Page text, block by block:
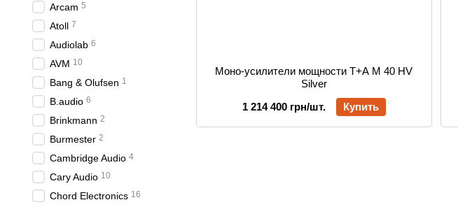
Моно-усилители мощности T+A M 40 HV
Silver
1 214 400 грн/шт.
Купить
Arcam 5
Atoll 7
Audiolab 6
AVM 10
Bang & Olufsen 1
B.audio 6
Brinkmann 2
Burmester 2
Cambridge Audio 4
Cary Audio 10
Chord Electronics 16